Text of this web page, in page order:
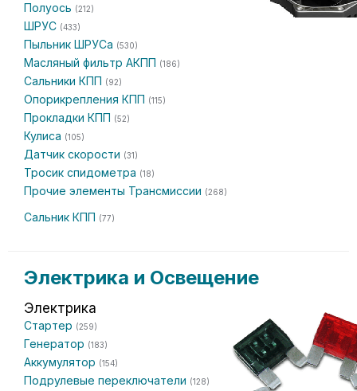
Полуось (212)
ШРУС (433)
Пыльник ШРУСа (530)
Масляный фильтр АКПП (186)
Сальники КПП (92)
Опорикрепления КПП (115)
Прокладки КПП (52)
Кулиса (105)
Датчик скорости (31)
Тросик спидометра (18)
Прочие элементы Трансмиссии (268)
Сальник КПП (77)
Электрика и Освещение
Электрика
Стартер (259)
Генератор (183)
Аккумулятор (154)
Подрулевые переключатели (128)